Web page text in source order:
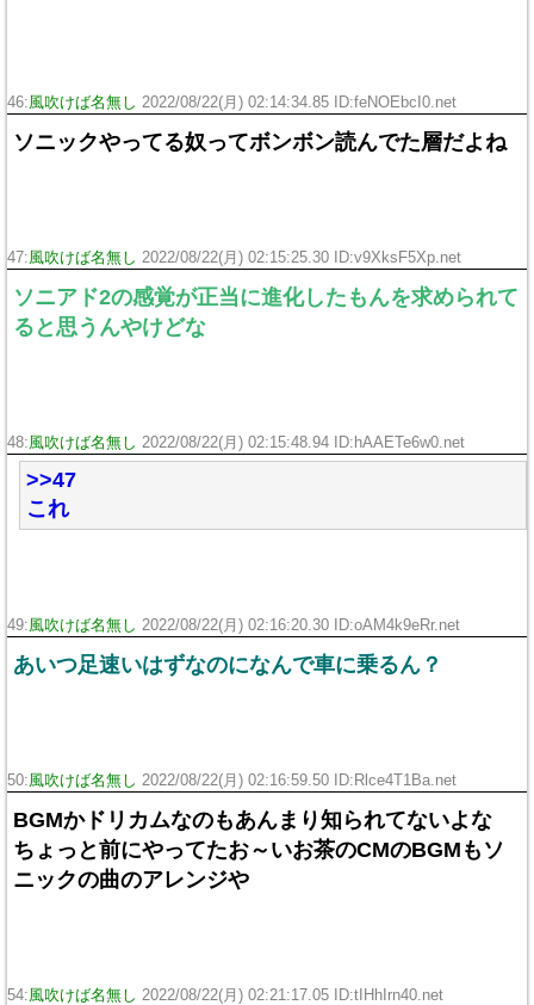
46:風吹けば名無し 2022/08/22(月) 02:14:34.85 ID:feNOEbcI0.net
ソニックやってる奴ってボンボン読んでた層だよね
47:風吹けば名無し 2022/08/22(月) 02:15:25.30 ID:v9XksF5Xp.net
ソニアド2の感覚が正当に進化したもんを求められて
ると思うんやけどな
48:風吹けば名無し 2022/08/22(月) 02:15:48.94 ID:hAAETe6w0.net
>>47
これ
49:風吹けば名無し 2022/08/22(月) 02:16:20.30 ID:oAM4k9eRr.net
あいつ足速いはずなのになんで車に乗るん？
50:風吹けば名無し 2022/08/22(月) 02:16:59.50 ID:Rlce4T1Ba.net
BGMかドリカムなのもあんまり知られてないよな
ちょっと前にやってたお～いお茶のCMのBGMもソ
ニックの曲のアレンジや
54:風吹けば名無し 2022/08/22(月) 02:21:17.05 ID:tIHhIrn40.net